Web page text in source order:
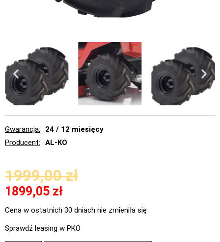
Gwarancja
24 / 12 miesięcy
Producent
AL-KO
1999,00zł
1899,05 zł
Cena w ostatnich 30 dniach nie zmieniła się
Sprawdź leasing w PKO